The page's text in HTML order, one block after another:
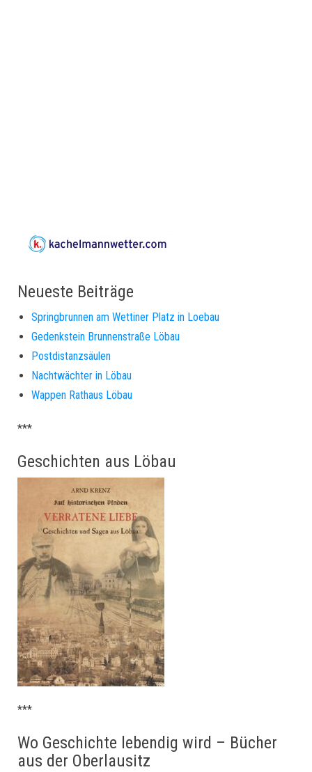
Neueste Beiträge
Springbrunnen am Wettiner Platz in Loebau
Gedenkstein Brunnenstraße Löbau
Postdistanzsäulen
Nachtwächter in Löbau
Wappen Rathaus Löbau
***
Geschichten aus Löbau
***
Wo Geschichte lebendig wird – Bücher
aus der Oberlausitz